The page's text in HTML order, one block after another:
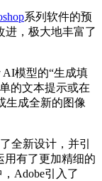
系列软件的预
，极大地丰富了
AI模型的“生成填
单的文本提示或在
生成全新的图像
设计，并引
用有了更加精细的
，Adobe引入了